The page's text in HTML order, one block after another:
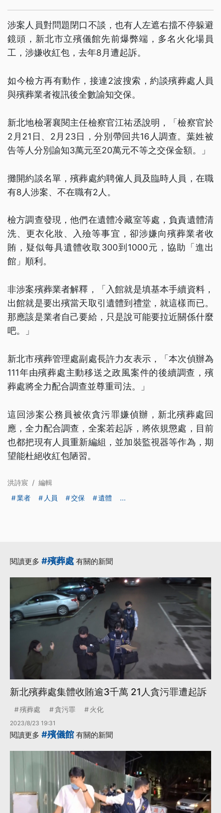
涉案人員對問題閉口不談，也有人左遮右擋不停躲避
鏡頭，新北市立殯儀館先前爆弊端，多名火化場員
工，涉嫌收紅包，去年8月遭起訴。
如今檢方再有動作，接連2波搜索，約談殯葬處人員
與殯葬業者複訊後全數諭知交保。
新北地檢署襄閱主任檢察官江祐丞說明，「檢察官於
2月21日、2月23日，分別帶回共16人調查。葉姓被
告等人分別諭知3萬元至20萬元不等之交保金額。」
攤開約談名單，殯葬處約聘僱人員及臨時人員，在職
有8人涉案、不在職有2人。
檢方調查發現，他們在遺體冷藏室等處，負責遺體清
洗、更衣化妝、入殮等事宜，卻涉嫌向殯葬業者收
賄，疑似每具遺體收取300到1000元，協助「進出
館」順利。
非涉案殯葬業者解釋，「入館就是填基本手續資料，
出館就是要出殯當天取引遺體到禮堂，就這樣而已。
那應該是業者自己要給，只是說可能要拉近關係什麼
吧。」
新北市殯葬管理處副處長許力友表示，「本次偵辦為
111年由殯葬處主動移送之政風案件的後續調查，殯
葬處將全力配合調查並尊重司法。」
這回涉案公務員被依貪污罪嫌偵辦，新北殯葬處回
應，全力配合調查，全案若起訴，將依規懲處，目前
也都把現有人員重新編組，並加裝監視器等作為，期
望能杜絕收紅包陋習。
洪詩宸 / 編輯
業者
人員 交保 遺體 ...
閱讀更多 #殯葬處 有關的新聞
新北殯葬處集體收賄逾3千萬 21人貪污罪遭起訴
殯葬處 貪污罪 火化
2023/8/23 19:31
閱讀更多 #殯儀館 有關的新聞